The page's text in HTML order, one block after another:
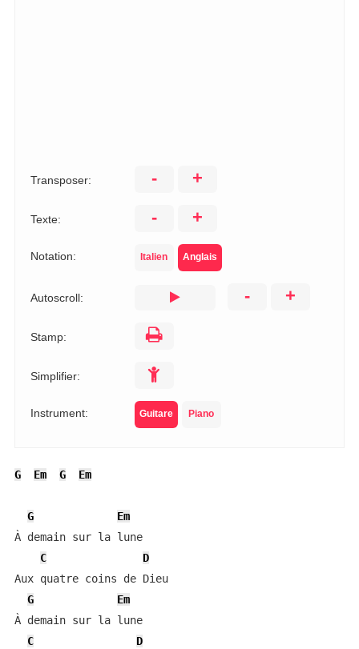
Transposer: - +
Texte: - +
Notation: Italien Anglais
Autoscroll: - +
Stamp:
Simplifier:
Instrument: Guitare Piano
G Em G Em
G
Em
À demain sur la lune
C
D
Aux quatre coins de Dieu
G
Em
À demain sur la lune
C
D